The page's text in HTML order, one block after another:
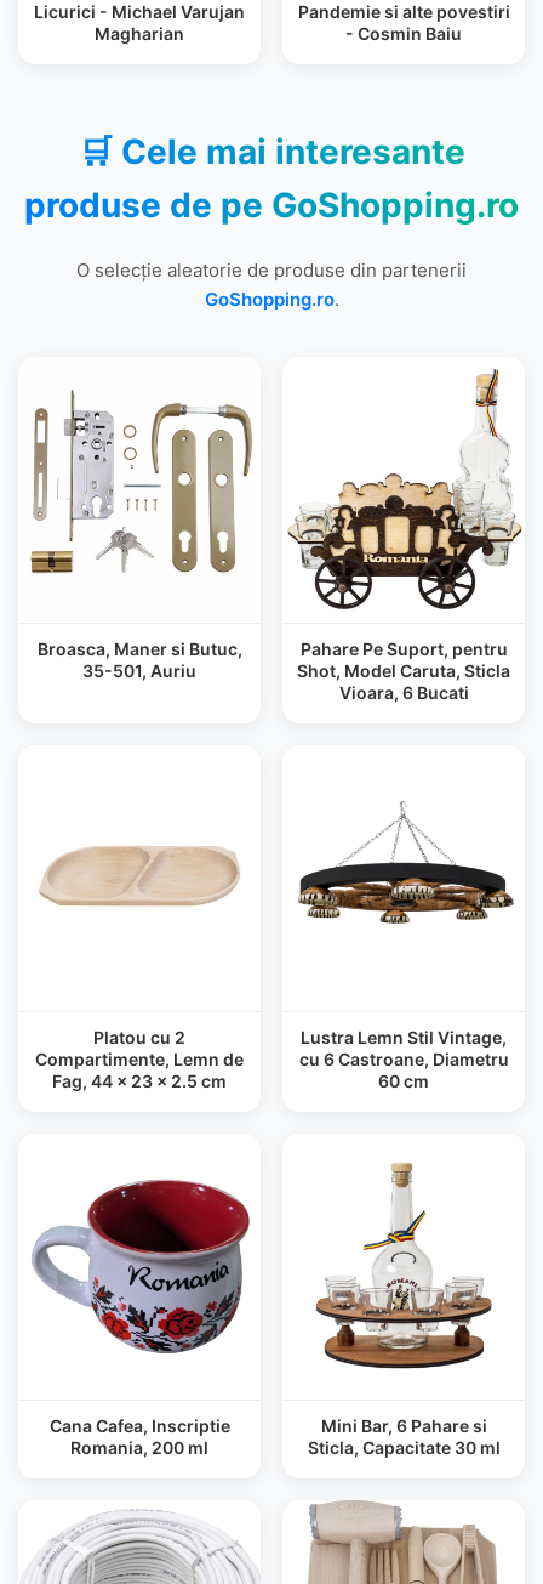
Licurici - Michael Varujan
Magharian
Pandemie si alte povestiri
- Cosmin Baiu
🛒 Cele mai interesante
produse de pe GoShopping.ro
O selecție aleatorie de produse din partenerii
GoShopping.ro.
Broasca, Maner si Butuc,
35-501, Auriu
Pahare Pe Suport, pentru
Shot, Model Caruta, Sticla
Vioara, 6 Bucati
Platou cu 2
Compartimente, Lemn de
Fag, 44 x 23 x 2.5 cm
Lustra Lemn Stil Vintage,
cu 6 Castroane, Diametru
60 cm
Cana Cafea, Inscriptie
Romania, 200 ml
Mini Bar, 6 Pahare si
Sticla, Capacitate 30 ml